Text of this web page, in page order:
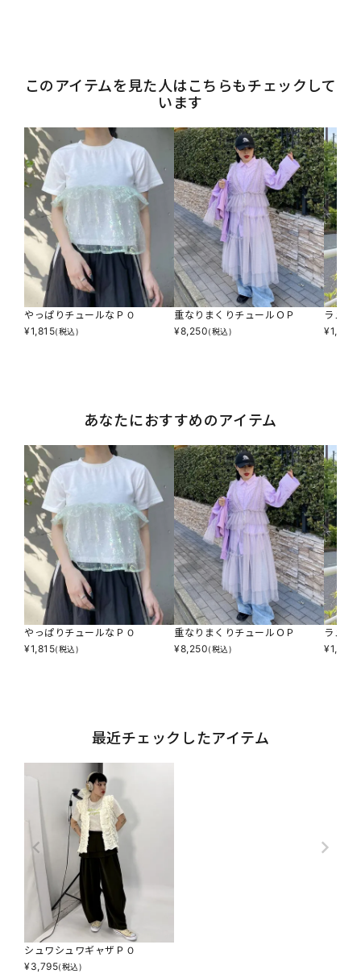
このアイテムを見た人はこちらもチェックして
います
やっぱりチュールなＰＯ
¥1,815(税込)
重なりまくりチュールＯＰ
¥8,250(税込)
ラメと
¥1,947
あなたにおすすめのアイテム
やっぱりチュールなＰＯ
¥1,815(税込)
重なりまくりチュールＯＰ
¥8,250(税込)
ラメと
¥1,947
最近チェックしたアイテム
シュワシュワギャザＰＯ
¥3,795(税込)